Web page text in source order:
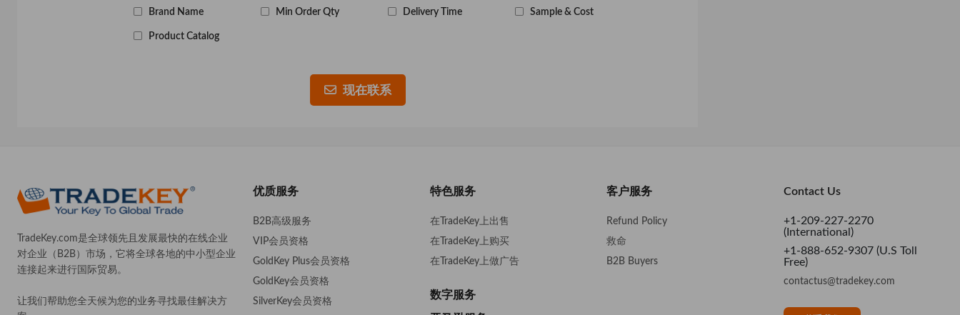
Brand Name Min Order Qty Delivery Time Sample & Cost
Product Catalog
现在联系
TradeKey.com是全球领先且发展最快的在线企业
对企业（B2B）市场，它将全球各地的中小型企业
连接起来进行国际贸易。
让我们帮助您全天候为您的业务寻找最佳解决方
优质服务
B2B高级服务
VIP会员资格
GoldKey Plus会员资格
GoldKey会员资格
SilverKey会员资格
特色服务
在TradeKey上出售
在TradeKey上购买
在TradeKey上做广告
数字服务
客户服务
Refund Policy
救命
B2B Buyers
Contact Us
+1-209-227-2270
(International)
+1-888-652-9307 (U.S Toll
Free)
contactus@tradekey.com